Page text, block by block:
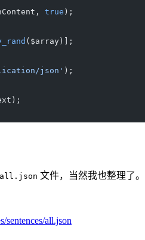
true );
($array)];
json' );
all.json 文件，当然我也整理了。
sentences/all.json